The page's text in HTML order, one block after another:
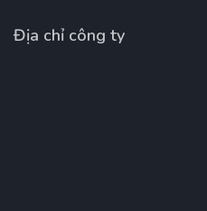
Địa chỉ công ty